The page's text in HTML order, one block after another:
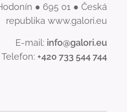
● 695 01 ● Česká
republika www.galori.eu
E-mail: info@galori.eu
Telefon: +420 733 544 744